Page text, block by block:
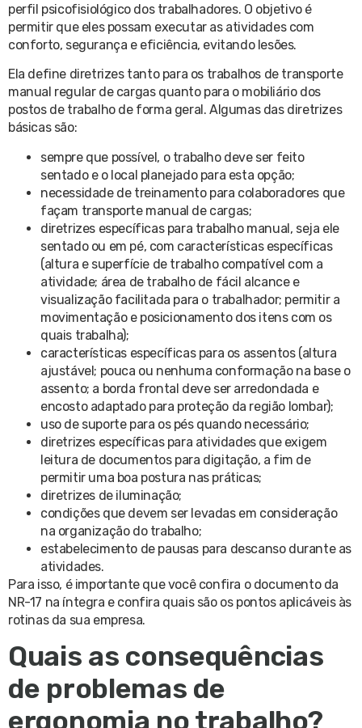
perfil psicofisiológico dos trabalhadores. O objetivo é
permitir que eles possam executar as atividades com
conforto, segurança e eficiência, evitando lesões.
Ela define diretrizes tanto para os trabalhos de transporte
manual regular de cargas quanto para o mobiliário dos
postos de trabalho de forma geral. Algumas das diretrizes
básicas são:
sempre que possível, o trabalho deve ser feito
sentado e o local planejado para esta opção;
necessidade de treinamento para colaboradores que
façam transporte manual de cargas;
diretrizes específicas para trabalho manual, seja ele
sentado ou em pé, com características específicas
(altura e superfície de trabalho compatível com a
atividade; área de trabalho de fácil alcance e
visualização facilitada para o trabalhador; permitir a
movimentação e posicionamento dos itens com os
quais trabalha);
características específicas para os assentos (altura
ajustável; pouca ou nenhuma conformação na base o
assento; a borda frontal deve ser arredondada e
encosto adaptado para proteção da região lombar);
uso de suporte para os pés quando necessário;
diretrizes específicas para atividades que exigem
leitura de documentos para digitação, a fim de
permitir uma boa postura nas práticas;
diretrizes de iluminação;
condições que devem ser levadas em consideração
na organização do trabalho;
estabelecimento de pausas para descanso durante as
atividades.
Para isso, é importante que você confira o documento da
NR-17 na íntegra e confira quais são os pontos aplicáveis às
rotinas da sua empresa.
Quais as consequências
de problemas de
ergonomia no trabalho?